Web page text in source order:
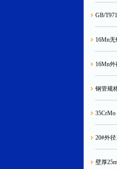
GB/
16Mn
16Mn外
钢管规
35CrMo
20#外
壁厚